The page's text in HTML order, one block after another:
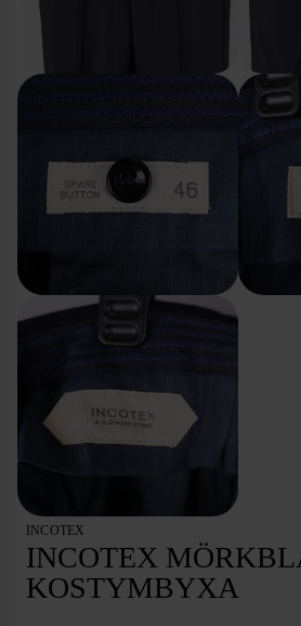
INCOTEX
INCOTEX
KOSTYMBYXA